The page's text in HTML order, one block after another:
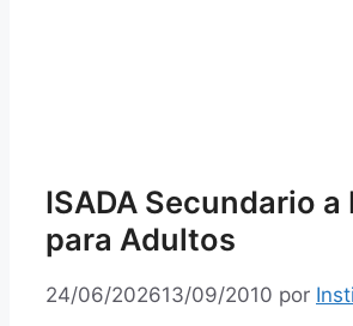
ISADA Secundario
para Adultos
24/06/202613/09/2010 por